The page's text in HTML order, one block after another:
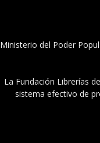
Ministerio del Poder
La Fundación Librerías
sistema efectivo de